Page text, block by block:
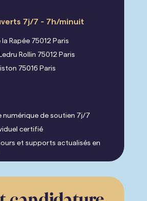
7j/7 - 7h/minuit
Rapée 75012 Paris
Rollin 75012 Paris
75016 Paris
numérique de soutien 7j/7
certifié
et supports actualisés en